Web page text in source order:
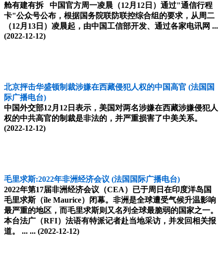
舱有建有拆 中国官方周一凌晨（12月12日）通过"通信行程
卡"公众号公布，根据国务院联防联控综合组的要求，从周二
（12月13日）凌晨起，由中国工信部开发、通过各家电讯网 ...
(2022-12-12)
北京抨击华盛顿制裁涉嫌在西藏侵犯人权的中国高官 (法国国
际广播电台)
中国外交部12月12日表示，美国对两名涉嫌在西藏涉嫌侵犯人
权的中共高官的制裁是非法的，并严重损害了中美关系。
(2022-12-12)
毛里求斯:2022年非洲经济会议 (法国国际广播电台)
2022年第17届非洲经济会议（CEA）已于周日在印度洋岛国
毛里求斯（île Maurice）闭幕。非洲是全球遭受气候升温影响
最严重的地区，而毛里求斯则又名列全球最脆弱的国家之一。
本台法广（RFI）法语有特派记者赴当地采访，并发回相关报
道。 ... ... (2022-12-12)